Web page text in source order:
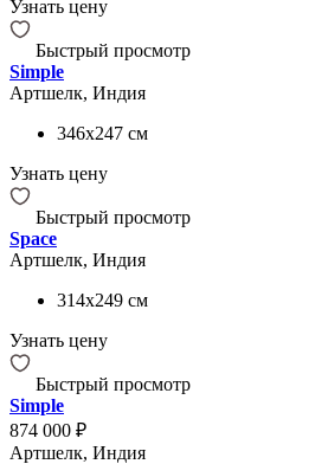
Узнать цену
Быстрый просмотр
Simple
Артшелк, Индия
346x247 см
Узнать цену
Быстрый просмотр
Space
Артшелк, Индия
314x249 см
Узнать цену
Быстрый просмотр
Simple
874 000 ₽
Артшелк, Индия